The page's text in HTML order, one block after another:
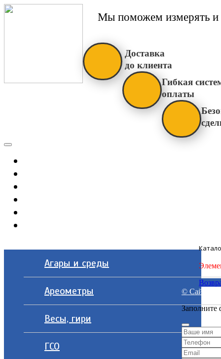
Мы поможем измерять и
Доставка
до клиента
Гибкая
оплаты
Агары и среды
Ареометры
Весы, гири
ГСО
© Сайт
Заполните